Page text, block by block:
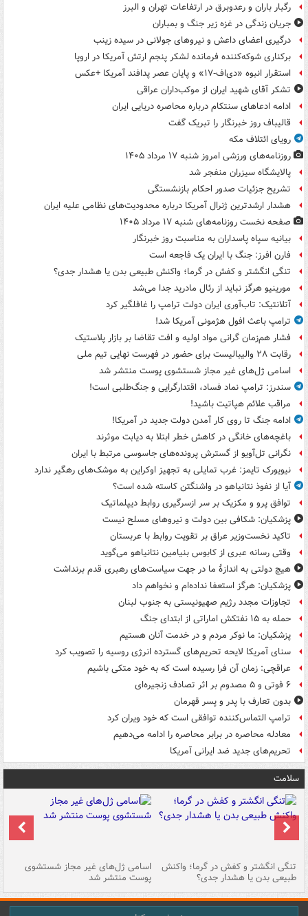
رگبار باران و رعدوبرق در ارتفاعات تهران و البرز
جریان زندگی در غزه زیر جنگ و بمباران
درگیری اعضای داعش و نیروهای جولانی در سیده زینب
برکناری شوکه‌کننده فرمانده لشکر پنجم ارتش آمریکا در اروپا
استقرار انبوه «دی‌اف‑۱۷» و پایان عصر پدافند آمریکا +عکس
تشکر آقای شهید ایران از موکب‌داران عراقی
ادامه ادعاهای سنتکام درباره محاصره دریایی ایران
قالیباف روز خبرنگار را تبریک گفت
رویای ائتلاف مکه
روزنامه‌های ورزشی امروز ‌شنبه ۱۷ مرداد ۱۴۰۵
پالایشگاه سیزران منفجر شد
تشریح جزئیات صدور احکام بازنشستگی
هشدار ارشدترین ژنرال آمریکا درباره محدودیت‌های نظامی علیه ایران
صفحه نخست روزنامه‌های شنبه ۱۷ مرداد ۱۴۰۵
بیانیه سپاه پاسداران به مناسبت روز خبرنگار
فارن افرز: جنگ با ایران یک فاجعه است
تنگی انگشتر و کفش در گرما؛ واکنش طبیعی بدن یا هشدار جدی؟
مورینیو هرگز نباید از رئال مادرید جدا می‌شد
آتلانتیک: تاب‌آوری ایران دولت ترامپ را غافلگیر کرد
ترامپ باعث افول هژمونی آمریکا شد!
فشار هم‌زمان گرانی مواد اولیه و افت تقاضا بر بازار پلاستیک
رقابت ۲۸ والیبالیست برای حضور در فهرست نهایی تیم ملی
اسامی ژل‌های غیر مجاز شستشوی پوست منتشر شد
سندرز: ترامپ نماد فساد، اقتدارگرایی و جنگ‌طلبی است!
مراقب علائم هپاتیت باشید!
ادامه جنگ تا روی کار آمدن دولت جدید در آمریکا!
باغچه‌های خانگی در کاهش خطر ابتلا به دیابت موثرند
نگرانی تل‌آویو از گسترش پرونده‌های جاسوسی مرتبط با ایران
نیویورک تایمز: غرب تمایلی به تجهیز اوکراین به موشک‌های رهگیر ندارد
آیا از نفوذ نتانیاهو در واشنگتن کاسته شده است؟
توافق پرو و مکزیک بر سر ازسرگیری روابط دیپلماتیک
پزشکیان: شکافی بین دولت و نیروهای مسلح نیست
تاکید نخست‌وزیر عراق بر تقویت روابط با عربستان
وقتی رسانه عبری از کابوس بنیامین نتانیاهو می‌گوید
هیچ دولتی به اندازۀ ما در جهت سیاست‌های رهبری قدم برنداشت
پزشکیان: هرگز استعفا نداده‌ام و نخواهم داد
تجاوزات مجدد رژیم صهیونیستی به جنوب لبنان
حمله به ۱۵ نفتکش‌ اماراتی از ابتدای جنگ
پزشکیان: ما نوکر مردم و در خدمت آنان هستیم
سنای آمریکا لایحه تحریم‌های گسترده انرژی روسیه را تصویب کرد
عراقچی: زمان آن فرا رسیده است که به خود متکی باشیم
۶ فوتی و ۵ مصدوم بر اثر تصادف زنجیره‌ای
بدون تعارف با پدر و پسر قهرمان
ترامپ التماس‌کننده توافقی است که خود ویران کرد
معادله محاصره در برابر محاصره را ادامه می‌دهیم
تحریم‌های جدید ضد ایرانی آمریکا
سلامت
تنگی انگشتر و کفش در گرما؛ واکنش
طبیعی بدن یا هشدار جدی؟
اسامی ژل‌های غیر مجاز شستشوی
پوست منتشر شد